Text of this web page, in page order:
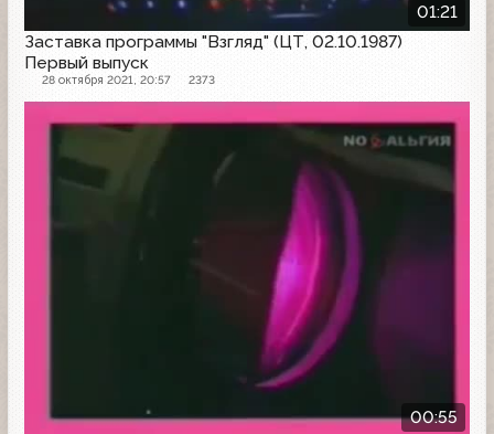
01:21
Заставка программы "Взгляд" (ЦТ, 02.10.1987)
Первый выпуск
28 октября 2021, 20:57 2373
00:55